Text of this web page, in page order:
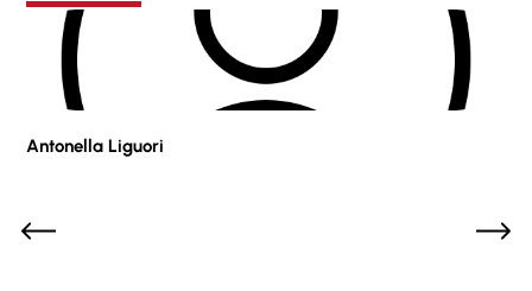
Antonella Liguori